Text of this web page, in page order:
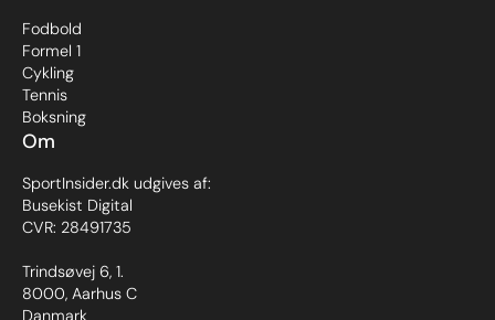
Om
SportInsider.dk udgives af:
Busekist Digital
CVR: 28491735
Trindsøvej 6, 1.
8000, Aarhus C
Danmark
Fodbold
Formel 1
Cykling
Tennis
Boksning